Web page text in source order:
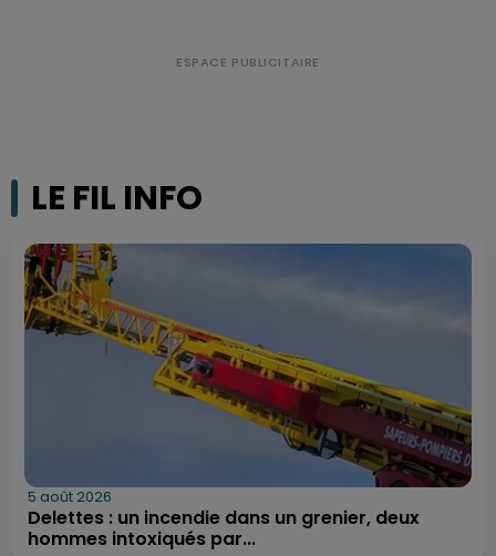
LE FIL INFO
5 août 2026
Delettes : un incendie dans un grenier, deux
hommes intoxiqués par...